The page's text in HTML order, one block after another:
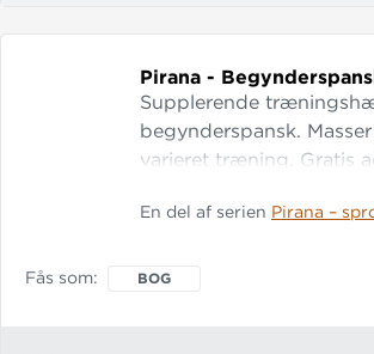
Pirana -
Supplerende
begynderspansk.
varieret træning. Gratis
En del af serien Pirana –
Fås som BOG